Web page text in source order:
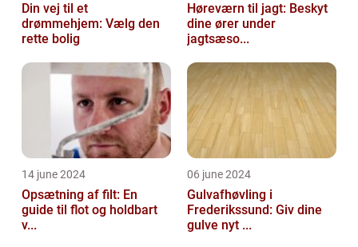
Din vej til et
drømmehjem: Vælg den
rette bolig
Høreværn til jagt: Beskyt
dine ører under
jagtsæso...
14 june 2024
Opsætning af filt: En
guide til flot og holdbart
v...
06 june 2024
Gulvafhøvling i
Frederikssund: Giv dine
gulve nyt ...